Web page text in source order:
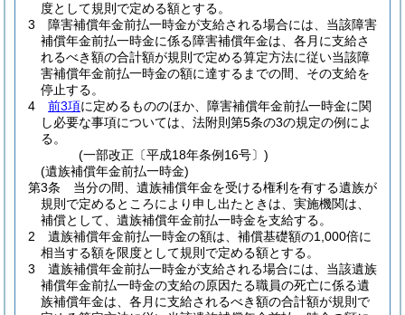
度として規則で定める額とする。
3
障害補償年金前払一時金が支給される場合には、当該障害
補償年金前払一時金に係る障害補償年金は、各月に支給さ
れるべき額の合計額が規則で定める算定方法に従い当該障
害補償年金前払一時金の額に達するまでの間、その支給を
停止する。
4
前3項に定めるもののほか、障害補償年金前払一時金に関
し必要な事項については、法附則第5条の3の規定の例によ
る。
(一部改正〔平成18年条例16号〕)
(遺族補償年金前払一時金)
第3条
当分の間、遺族補償年金を受ける権利を有する遺族が
規則で定めるところにより申し出たときは、実施機関は、
補償として、遺族補償年金前払一時金を支給する。
2
遺族補償年金前払一時金の額は、補償基礎額の1,000倍に
相当する額を限度として規則で定める額とする。
3
遺族補償年金前払一時金が支給される場合には、当該遺族
補償年金前払一時金の支給の原因たる職員の死亡に係る遺
族補償年金は、各月に支給されるべき額の合計額が規則で